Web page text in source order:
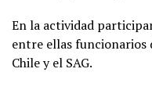
En la actividad
entre ellas funcionarios
Chile y el SAG.